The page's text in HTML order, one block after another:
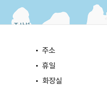
주소
휴일
화장실